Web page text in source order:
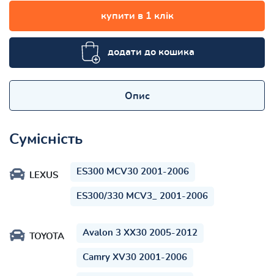
купити в 1 клік
додати до кошика
Опис
Сумісність
LEXUS ES300 MCV30 2001-2006
ES300/330 MCV3_ 2001-2006
TOYOTA Avalon 3 XX30 2005-2012
Camry XV30 2001-2006